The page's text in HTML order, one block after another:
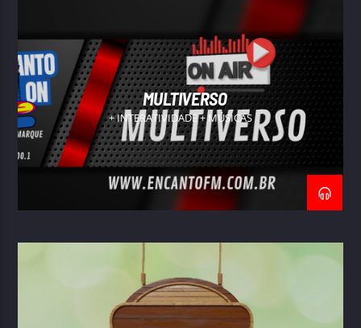
MULTIVERSO
+ INTERATIVIDADE + MÚSICAS